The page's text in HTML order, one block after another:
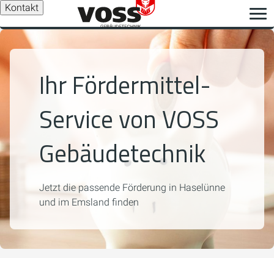
Kontakt
Ihr Fördermittel-
Service von VOSS
Gebäudetechnik
Jetzt die passende Förderung in Haselünne
und im Emsland finden